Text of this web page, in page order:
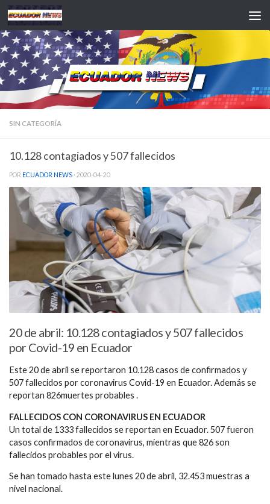
Saltar al contenido
SIN CATEGORÍA
10.128 contagiados y 507 fallecidos
POR ECUADOR NEWS · 2020-04-20
20 de abril: 10.128 contagiados y 507 fallecidos
por Covid-19 en Ecuador
Este 20 de abril se reportaron 10.128 casos de confirmados y
507 fallecidos por coronavirus Covid-19 en Ecuador. Además se
reportan 826muertes probables .
FALLECIDOS CON CORONAVIRUS EN ECUADOR
Un total de 1333 fallecidos se reportan en Ecuador. 507 fueron
casos confirmados de coronavirus, mientras que 826 son
fallecidos probables por el virus.
Se han tomado hasta este lunes 20 de abril, 32.453 muestras a
nivel nacional.